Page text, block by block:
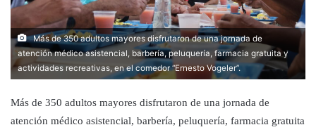
Más de 350 adultos mayores disfrutaron de una jornada de
atención médico asistencial, barbería, peluquería, farmacia gratuita y
actividades recreativas, en el comedor “Ernesto Vogeler”.
Más de 350 adultos mayores disfrutaron de una jornada de
atención médico asistencial, barbería, peluquería, farmacia gratuita